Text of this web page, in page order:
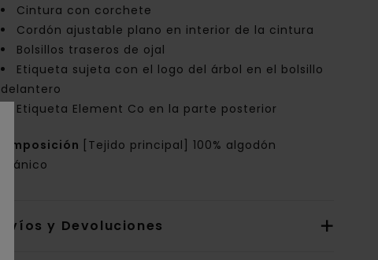
Cintura con corchete
Cordón ajustable plano en interior de la cintura
Bolsillos traseros de ojal
Etiqueta sujeta con el logo del árbol en el bolsillo
delantero
Etiqueta Element Co en la parte posterior
Composición
[Tejido principal] 100% algodón
orgánico
Envíos y Devoluciones